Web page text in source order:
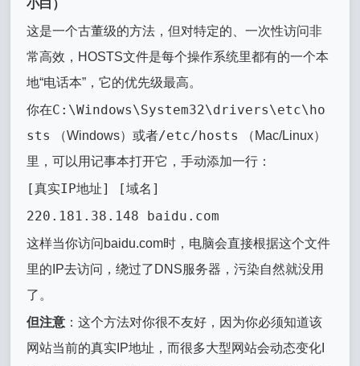
小白）
这是一个古董级的方法，但对特定的、一次性访问非
常高效，HOSTS文件是每个操作系统里都有的一个本
地“电话本”，它的优先级最高。
你在C:\Windows\System32\drivers\etc\ho
sts
（Windows）或者/etc/hosts
（Mac/Linux）
里，可以用记事本打开它，手动添加一行：
[真实IP地址] [域名]
220.181.38.148 baidu.com
这样当你访问baidu.com时，电脑会直接根据这个文件
里的IP去访问，绕过了DNS服务器，污染自然就没用
了。
但注意 ：这个方法对你很不友好，因为你必须知道该
网站当前的真实IP地址，而很多大型网站会动态变化I